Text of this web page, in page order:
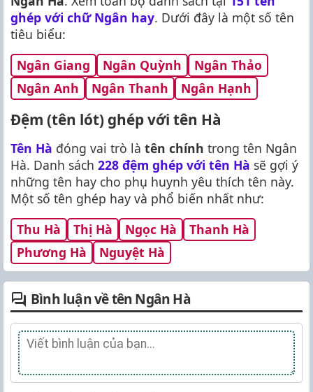
ghép với chữ Ngân hay. Dưới đây là một số tên
tiêu biểu:
Ngân Giang
Ngân Quỳnh
Ngân Thảo
Ngân Anh
Ngân Thanh Ngân Hạnh
Đệm (tên lót) ghép với tên Hà
Tên Hà đóng vai trò là tên chính trong tên Ngân
Hà. Danh sách 228 đệm ghép với tên Hà sẽ gợi ý
những tên hay cho phụ huynh yêu thích tên này.
Một số tên ghép hay và phổ biến nhất như:
Thu Hà
Thị Hà Ngọc Hà
Thanh Hà
Phương Hà
Nguyệt Hà
Bình luận về tên Ngân Hà